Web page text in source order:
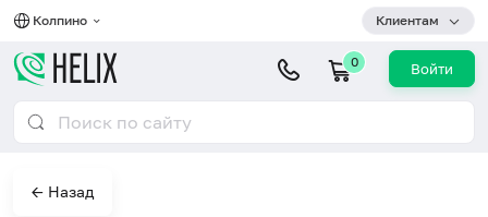
Колпино Клиентам
0 Войти
← Назад